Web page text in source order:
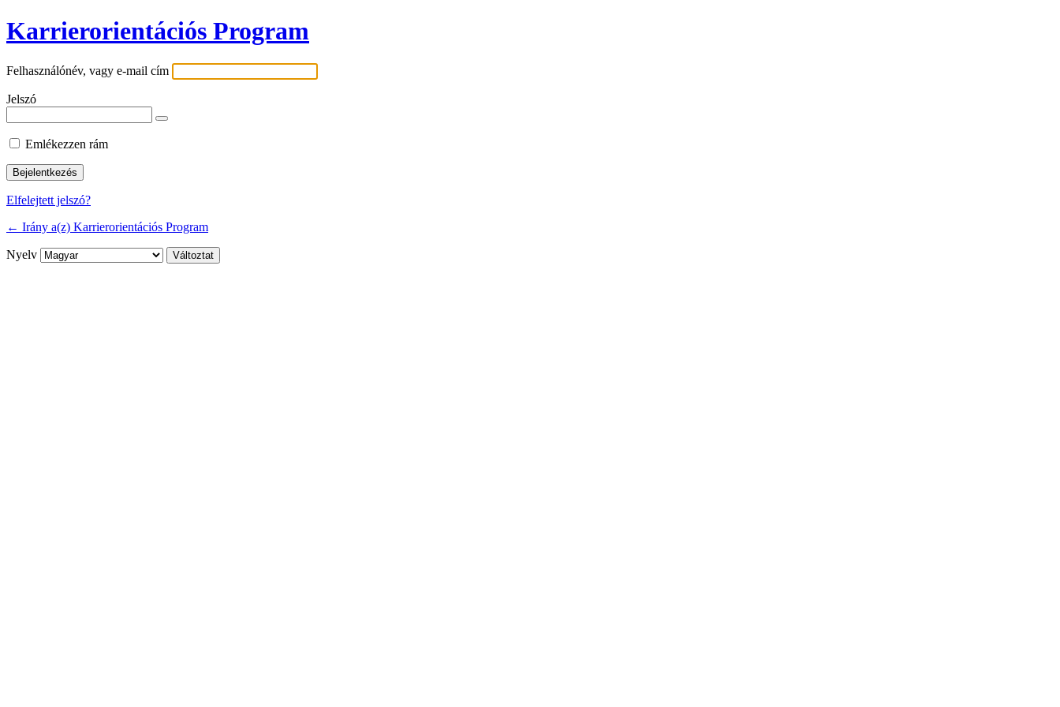
Karrierorientációs Program
Felhasználónév, vagy e-mail cím
Jelszó
Emlékezzen rám
Elfelejtett jelszó?
← Irány a(z) Karrierorientációs Program
Nyelv